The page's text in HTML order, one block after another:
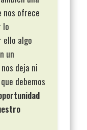
nos ofrece
lo
ello algo
un
deja ni
debemos